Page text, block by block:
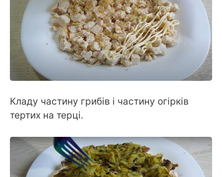
Кладу частину грибів і частину огірків
тертих на терці.